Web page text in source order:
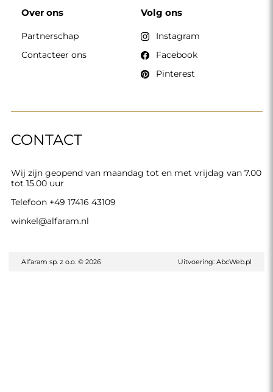
CONTACT
Wij zijn geopend van maandag tot en met vrijdag van 7.00
tot 15.00 uur
Telefoon +49 17416 43109
winkel@alfaram.nl
Over ons
Partnerschap
Contacteer ons
Volg ons
Instagram
Facebook
Pinterest
Alfaram sp. z o.o. © 2026 Uitvoering: AbcWeb.pl